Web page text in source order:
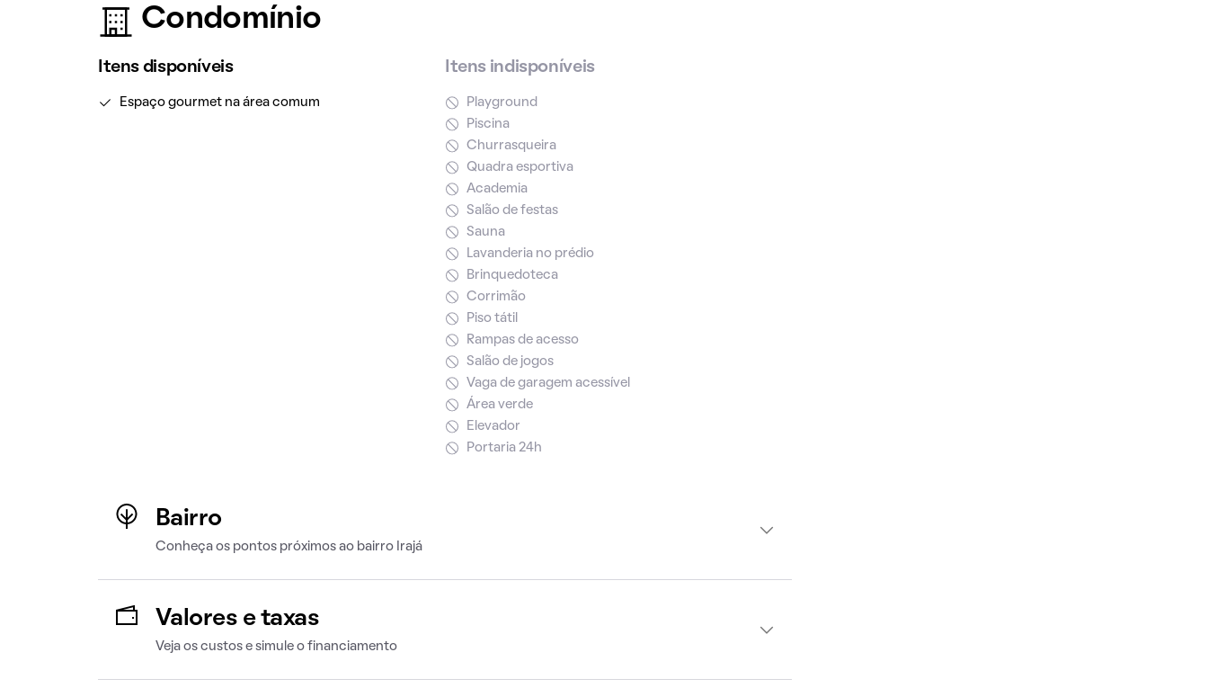
Condomínio
Itens disponíveis
Espaço gourmet na área comum
Itens indisponíveis
Playground
Piscina
Churrasqueira
Quadra esportiva
Academia
Salão de festas
Sauna
Lavanderia no prédio
Brinquedoteca
Corrimão
Piso tátil
Rampas de acesso
Salão de jogos
Vaga de garagem acessível
Área verde
Elevador
Portaria 24h
Bairro
Conheça os pontos próximos ao bairro Irajá
Valores e taxas
Veja os custos e simule o financiamento